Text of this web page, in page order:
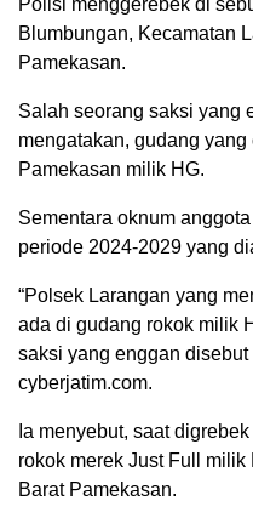
Polisi menggerebek di
Blumbungan, Kecamatan
Pamekasan.
Salah seorang saksi yang
mengatakan, gudang
Pamekasan milik HG.
Sementara oknum
periode 2024-2029 yang
“Polsek Larangan yang
ada di gudang rokok milik
saksi yang enggan
cyberjatim.com.
Ia menyebut, saat
rokok merek Just Full
Barat Pamekasan.